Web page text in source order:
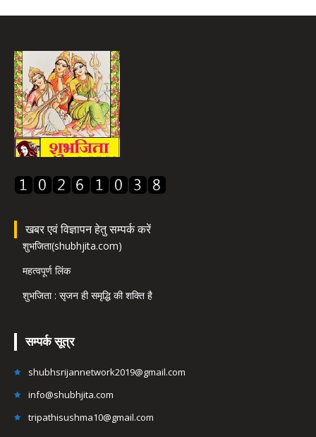
खबर एवं विज्ञापन हेतु सम्पर्क करें
शुभजिता(shubhjita.com)
महत्वपूर्ण लिंक
शुभजिता : सृजन ही समृद्धि की शक्ति है
सम्पर्क सूत्र
shubhsrijannetwork2019@gmail.com
info@shubhjita.com
tripathisushma10@gmail.com